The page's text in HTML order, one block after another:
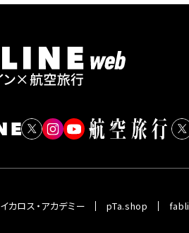
イカロス・アカデミー pTa.shop fabli